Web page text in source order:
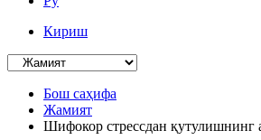
Кириш
Бош саҳифа
Жамият
Шифокор стрессдан қутулишнинг